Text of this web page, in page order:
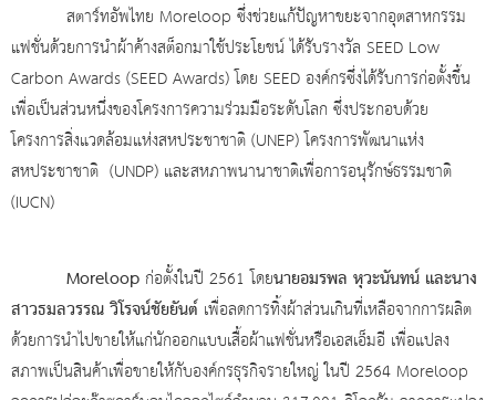
สตาร์ทอัพไทย Moreloop ซึ่งช่วยแก้ปัญหาขยะจากอุตสาหกรรม
แฟชั่นด้วยการนำผ้าค้างสต็อกมาใช้ประโยชน์ ได้รับรางวัล SEED Low
Carbon Awards (SEED Awards) โดย SEED องค์กรซึ่งได้รับการก่อตั้งขึ้น
เพื่อเป็นส่วนหนึ่งของโครงการความร่วมมือระดับโลก ซึ่งประกอบด้วย
โครงการสิ่งแวดล้อมแห่งสหประชาชาติ (UNEP) โครงการพัฒนาแห่ง
สหประชาชาติ (UNDP) และสหภาพนานาชาติเพื่อการอนุรักษ์ธรรมชาติ
(IUCN)
Moreloop ก่อตั้งในปี 2561 โดยนายอมรพล หุวะนันทน์ และนาง
สาวธมลวรรณ วิโรจน์ชัยยันต์ เพื่อลดการทิ้งผ้าส่วนเกินที่เหลือจากการผลิต
ด้วยการนำไปขายให้แก่นักออกแบบเสื้อผ้าแฟชั่นหรือเอสเอ็มอี เพื่อแปลง
สภาพเป็นสินค้าเพื่อขายให้กับองค์กรธุรกิจรายใหญ่ ในปี 2564 Moreloop